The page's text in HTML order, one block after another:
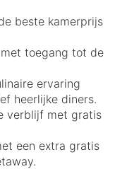
beste kamerprijs
toegang tot de
ervaring
heerlijke diners.
verblijf met gratis
een extra gratis